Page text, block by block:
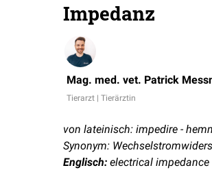
Impedanz
Mag. med. vet. Patrick
Tierarzt | Tierärztin
von lateinisch: impedire -
Synonym:
Englisch: electrical impedance